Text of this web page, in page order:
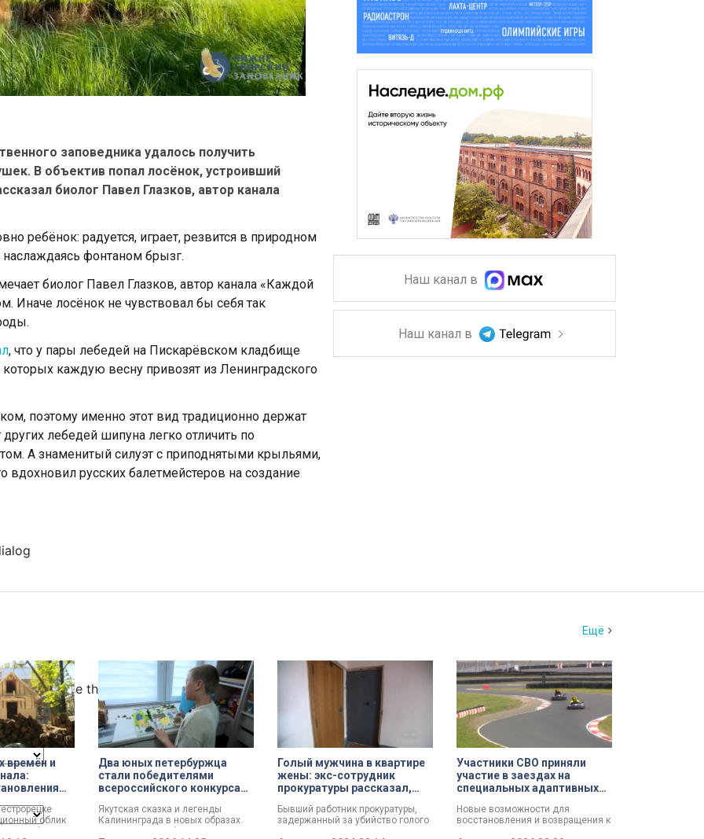
and close the window.
заповедника удалось получить
В объектив попал лосёнок, устроивший
биолог Павел Глазков, автор канала
ребёнок: радуется, играет, резвится в природном
фонтаном брызг.
биолог Павел Глазков, автор канала «Каждой
Иначе лосёнок не чувствовал бы себя так
, что у пары лебедей на Пискарёвском кладбище
каждую весну привозят из Ленинградского
поэтому именно этот вид традиционно держат
лебедей шипуна легко отличить по
А знаменитый силуэт с приподнятыми крыльями,
вдохновил русских балетмейстеров на создание
Наш канал в
Наш канал в
Ещё
времён и
облик
«Рубль за
Два юных петербуржца
стали победителями
всероссийского конкурса
Якутская сказка и легенды
Калининграда в новых образах.
Два юных петербуржца стали
Голый мужчина в квартире
жены: экс-сотрудник
прокуратуры рассказал,
Бывший работник прокуратуры,
задержанный за убийство голого
Участники СВО приняли
участие в заездах на
специальных адаптивных
Новые возможности для
восстановления и возвращения к